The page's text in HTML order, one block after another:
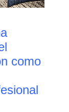
como